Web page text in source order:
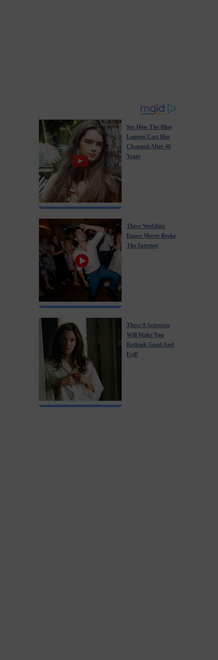
See How The Blue
Lagoon Cast Has
Changed After 46
Years
These Wedding
Dance Moves Broke
The Internet
These 9 Actresses
Will Make You
Rethink Good And
Evil!